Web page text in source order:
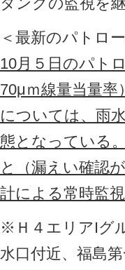
＜最新のパトロ
10月５日のパト
70μｍ線量当量
については、雨
態となっている
と（漏えい確認
計による常時監
※Ｈ４エリアIグ
水口付近、福島